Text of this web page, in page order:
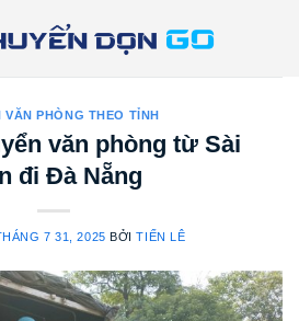
VĂN PHÒNG THEO TỈNH
văn phòng từ Sài
đi Đà Nẵng
7 31, 2025 BỞITIẾN LÊ